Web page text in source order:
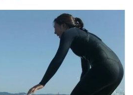
（以下、龍宮殿）」の両方の魅力をたっぷ
す！
社、九頭龍神社、白龍神社、箱根元宮と箱根の
まれたパワースポットです。
会社西武・プリンスホテルズワールドワイド
根 芦ノ湖畔蛸川温泉 龍宮殿のPR記事です。